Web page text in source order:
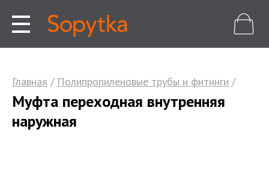
Главная / Полипропиленовые трубы и фитинги /
Муфта переходная внутренняя
наружная